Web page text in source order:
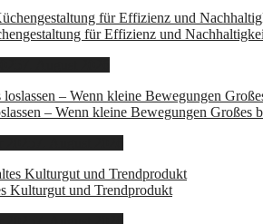
für Effizienz und
– Wenn kleine Bewegungen Großes
Kulturgut und Trendprodukt